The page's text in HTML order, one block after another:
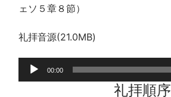
ェソ５章８節）
礼拝音源(21.0MB)
声
00:00
礼拝順序